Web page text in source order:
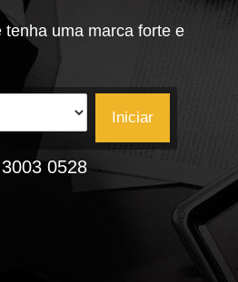
uma marca forte e
Iniciar
0528